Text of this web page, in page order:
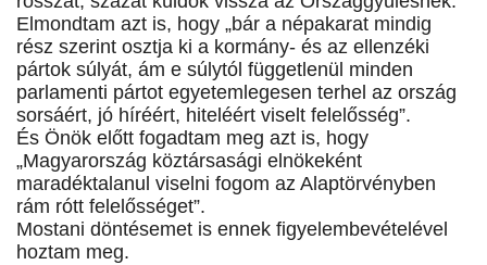
Elmondtam azt is, hogy „bár a népakarat mindig
rész szerint osztja ki a kormány- és az ellenzéki
pártok súlyát, ám e súlytól függetlenül minden
parlamenti pártot egyetemlegesen terhel az ország
sorsáért, jó híréért, hiteléért viselt felelősség”.
És Önök előtt fogadtam meg azt is, hogy
„Magyarország köztársasági elnökeként
maradéktalanul viselni fogom az Alaptörvényben
rám rótt felelősséget”.
Mostani döntésemet is ennek figyelembevételével
hoztam meg.